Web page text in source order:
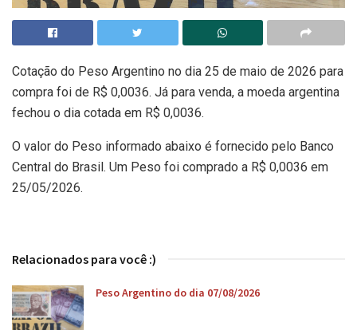
Cotação do Peso Argentino no dia 25 de maio de 2026 para
compra foi de R$ 0,0036. Já para venda, a moeda argentina
fechou o dia cotada em R$ 0,0036.
O valor do Peso informado abaixo é fornecido pelo Banco
Central do Brasil. Um Peso foi comprado a R$ 0,0036 em
25/05/2026.
Relacionados para você :)
Peso Argentino do dia 07/08/2026